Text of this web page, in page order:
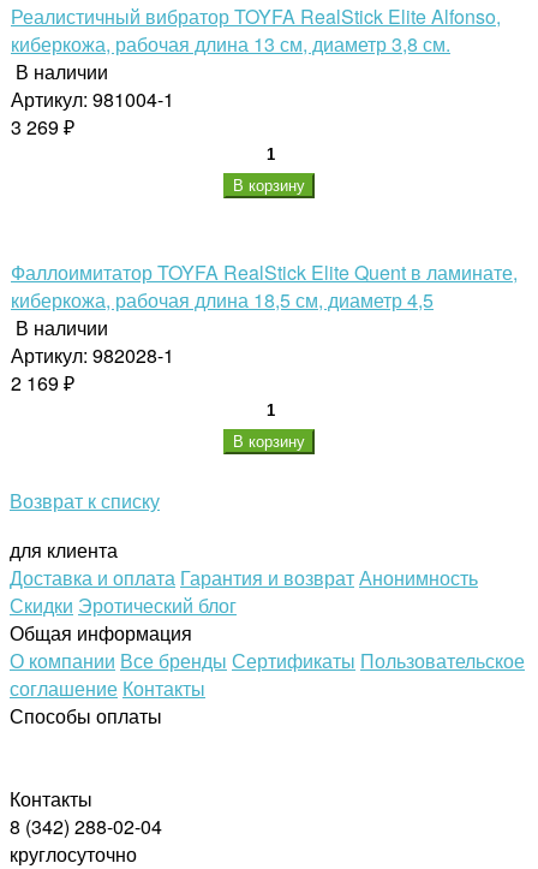
Реалистичный вибратор TOYFA RealStick Elite Alfonso,
киберкожа, рабочая длина 13 см, диаметр 3,8 см.
В наличии
Артикул: 981004-1
3 269 ₽
В корзину
Фаллоимитатор TOYFA RealStick Elite Quent в ламинате,
киберкожа, рабочая длина 18,5 см, диаметр 4,5
В наличии
Артикул: 982028-1
2 169 ₽
В корзину
Возврат к списку
для клиента
Доставка и оплата Гарантия и возвратАнонимность
Скидки Эротический блог
Общая информация
О компании Все бренды Сертификаты Пользовательское
соглашение Контакты
Способы оплаты
Контакты
8 (342) 288-02-04
круглосуточно